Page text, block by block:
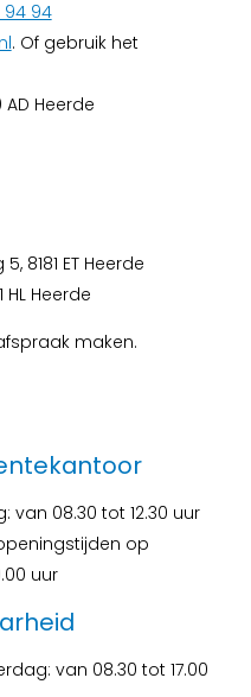
94 94
. Of gebruik het
AD Heerde
8181 ET Heerde
HL Heerde
maken.
08.30 tot 12.30 uur
op
uur
van 08.30 tot 17.00